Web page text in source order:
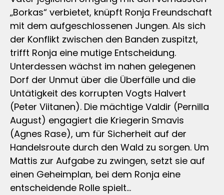
„Borkas“ verbietet, knüpft Ronja Freundschaft
mit dem aufgeschlossenen Jungen. Als sich
der Konflikt zwischen den Banden zuspitzt,
trifft Ronja eine mutige Entscheidung.
Unterdessen wächst im nahen gelegenen
Dorf der Unmut über die Überfälle und die
Untätigkeit des korrupten Vogts Halvert
(Peter Viitanen). Die mächtige Valdir (Pernilla
August) engagiert die Kriegerin Smavis
(Agnes Rase), um für Sicherheit auf der
Handelsroute durch den Wald zu sorgen. Um
Mattis zur Aufgabe zu zwingen, setzt sie auf
einen Geheimplan, bei dem Ronja eine
entscheidende Rolle spielt…